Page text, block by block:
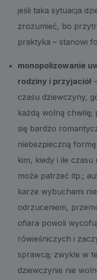
jeśli taka sytuacja
zrozumieć, bo
praktyka – stanowi
monopolizowanie
rodziny i przyjaciół
czasu dziewczyny,
każdą wolną
się bardzo
niebezpieczną
kim, kiedy i ile
może patrzeć itp.;
karze wybuchami
odrzuceniem,
ofiara powoli
rówieśniczych i
sprawcą; zwykle w
dziewczynie nie